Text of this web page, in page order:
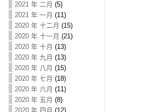
2021 年 二月 (5)
2021 年 一月 (11)
2020 年 十二月 (15)
2020 年 十一月 (21)
2020 年 十月 (13)
2020 年 九月 (13)
2020 年 八月 (15)
2020 年 七月 (18)
2020 年 六月 (11)
2020 年 五月 (8)
2020 年 四月 (12)